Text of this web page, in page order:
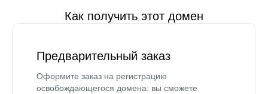
Как получить этот домен
Предварительный заказ
Оформите заказ на регистрацию
освобождающегося домена: вы сможете